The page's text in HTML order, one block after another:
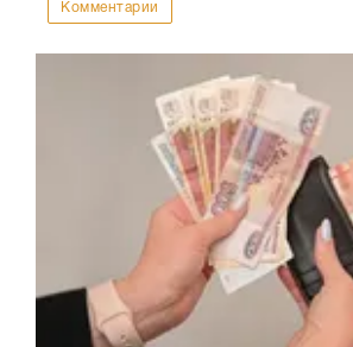
Комментарии